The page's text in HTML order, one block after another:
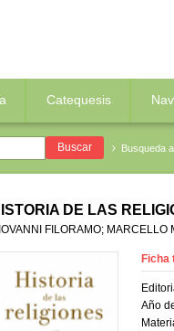
Catequesis
Busqueda
DE LAS
FILORAMO; MARCELLO
Ficha
Año